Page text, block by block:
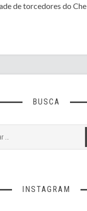
de torcedores do
BUSCA
INSTAGRAM